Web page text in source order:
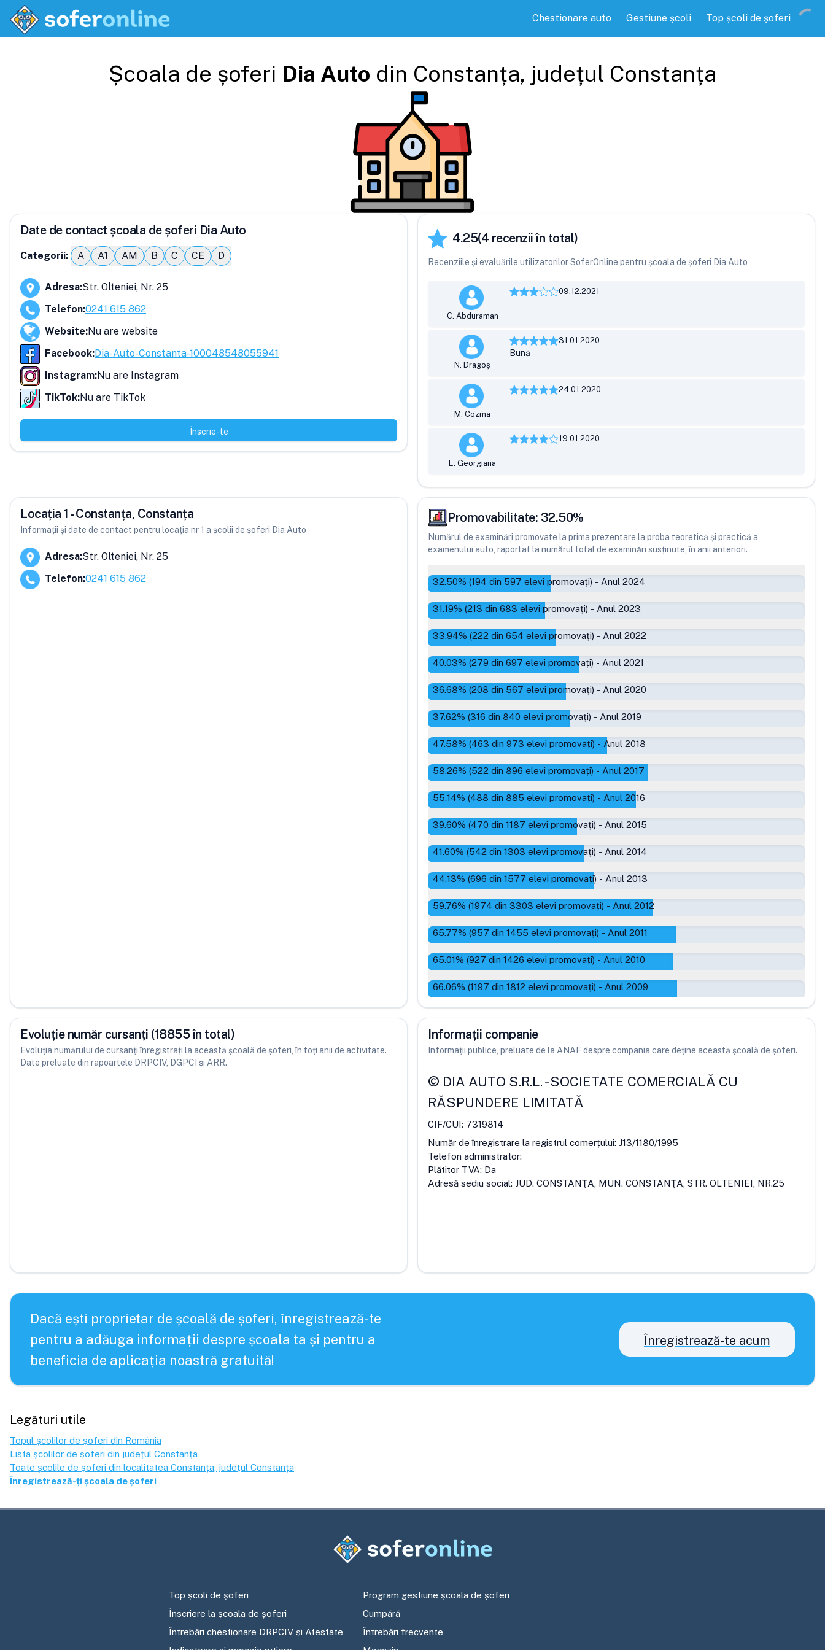
Chestionare auto Gestiune școli Top școli de șoferi
Școala de șoferi Dia Auto din Constanța, județul Constanța
Date de contact școala de șoferi Dia Auto
Categorii: A A1 AM B C CE D
Adresa:Str. Olteniei, Nr. 25
Telefon:0241 615 862
Website:Nu are website
Facebook:Dia-Auto-Constanta-100048548055941
Instagram:Nu are Instagram
TikTok:Nu are TikTok
Înscrie-te
4.25(4 recenzii în total)
Recenziile și evaluările utilizatorilor SoferOnline pentru școala de șoferi Dia Auto
C. Abduraman
09.12.2021
N. Dragoș
31.01.2020
Bună
M. Cozma
24.01.2020
E. Georgiana
19.01.2020
Locația 1 - Constanța, Constanța
Informații și date de contact pentru locația nr 1 a școlii de șoferi Dia Auto
Adresa:Str. Olteniei, Nr. 25
Telefon:0241 615 862
Promovabilitate: 32.50%
Numărul de examinări promovate la prima prezentare la proba teoretică și practică a
examenului auto, raportat la numărul total de examinări susținute, în anii anteriori.
32.50% (194 din 597 elevi promovați) - Anul 2024
31.19% (213 din 683 elevi promovați) - Anul 2023
33.94% (222 din 654 elevi promovați) - Anul 2022
40.03% (279 din 697 elevi promovați) - Anul 2021
36.68% (208 din 567 elevi promovați) - Anul 2020
37.62% (316 din 840 elevi promovați) - Anul 2019
47.58% (463 din 973 elevi promovați) - Anul 2018
58.26% (522 din 896 elevi promovați) - Anul 2017
55.14% (488 din 885 elevi promovați) - Anul 2016
39.60% (470 din 1187 elevi promovați) - Anul 2015
41.60% (542 din 1303 elevi promovați) - Anul 2014
44.13% (696 din 1577 elevi promovați) - Anul 2013
59.76% (1974 din 3303 elevi promovați) - Anul 2012
65.77% (957 din 1455 elevi promovați) - Anul 2011
65.01% (927 din 1426 elevi promovați) - Anul 2010
66.06% (1197 din 1812 elevi promovați) - Anul 2009
Evoluție număr cursanți (18855 în total)
Evoluția numărului de cursanți înregistrați la această școală de șoferi, în toți anii de activitate.
Date preluate din rapoartele DRPCIV, DGPCI și ARR.
Informații companie
Informații publice, preluate de la ANAF despre compania care deține această școală de șoferi.
© DIA AUTO S.R.L.-SOCIETATE COMERCIALĂ CU
RĂSPUNDERE LIMITATĂ
CIF/CUI: 7319814
Număr de înregistrare la registrul comerțului: J13/1180/1995
Telefon administrator:
Plătitor TVA: Da
Adresă sediu social: JUD. CONSTANŢA, MUN. CONSTANŢA, STR. OLTENIEI, NR.25
Dacă ești proprietar de școală de șoferi, înregistrează-te
pentru a adăuga informații despre școala ta și pentru a
beneficia de aplicația noastră gratuită!
Înregistrează-te acum
Legături utile
Topul școlilor de șoferi din România
Lista școlilor de șoferi din județul Constanța
Toate școlile de șoferi din localitatea Constanța , județul Constanța
Înregistrează-ți școala de șoferi
Top școli de șoferi
Înscriere la școala de șoferi
Întrebări chestionare DRPCIV și Atestate
Program gestiune școala de șoferi
Cumpără
Întrebări frecvente